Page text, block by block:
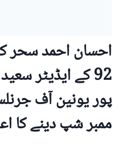
احسان احمد سحر
92 کے ایڈیٹر
پور یونین آف
ممبر شپ دینے کا